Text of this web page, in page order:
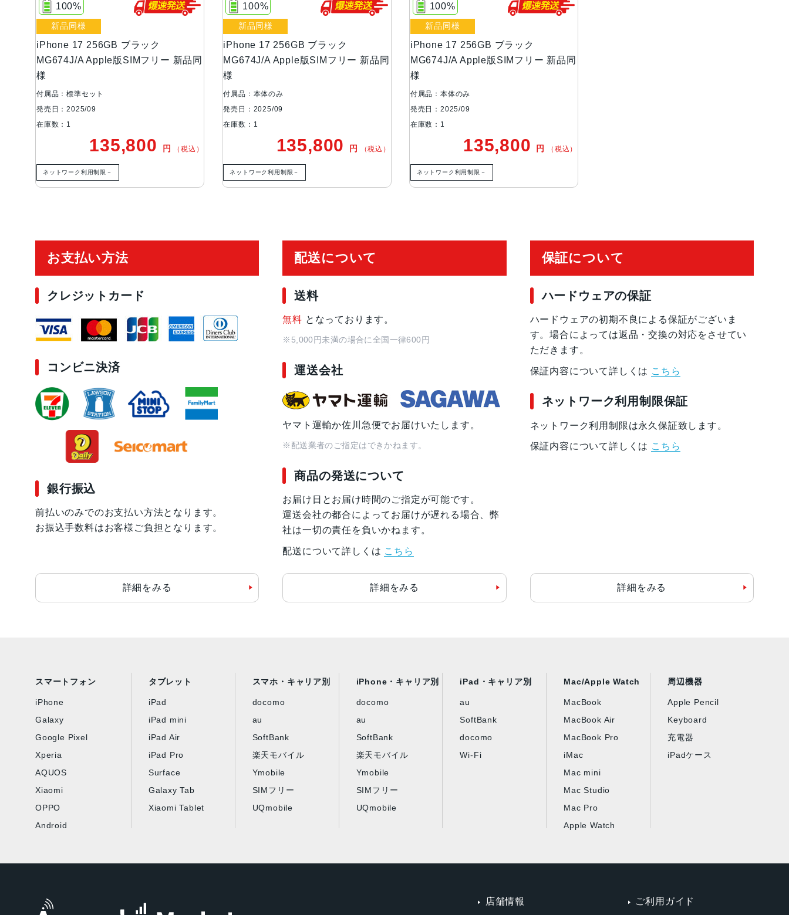
デ ィ ス プ レ イ
サイズ・重さ 149.6×71.5×7.95mm・177g
能、防塵性能
IEC規格60529にもとづくIP68等級（最大水深6メートルで最大3 0 分 間 ）
48MP Fusionメイン：26mm、ƒ/1.6絞り値、センサーシフト光学式手ぶれ補正、10
12MPの光学2倍望遠での撮影時：52mm、ƒ/1.6絞り値、センサーシフト光学式手ぶ
れ補正、100% Focus Pixels
48MP Fusion超広角：13mm、ƒ/2.2絞り値と120°視野角、Hybrid Focus Pixels、
フロントカメラ 18MPセンターフレームカメラƒ/1.9絞り値
生体認証 センターフレームフロントカメラのTrueDepthテクノロジーによる有 効 化
発売日 2025年9月19日
iPhone 17 256GB ブラック
MG674J/A Apple版SIMフリー 新品同
様
100%
新品同様
付属品：標準セット
発売日：2025/09
在庫数：1
135,800 円 （税込）
ネットワーク利用制限－
iPhone 17 256GB ブラック
MG674J/A Apple版SIMフリー 新品同
様
100%
新品同様
付属品：本体のみ
発売日：2025/09
在庫数：1
135,800 円 （税込）
ネットワーク利用制限－
iPhone 17 256GB ブラック
MG674J/A Apple版SIMフリー 新品同
様
100%
新品同様
付属品：本体のみ
発売日：2025/09
在庫数：1
135,800 円 （税込）
ネットワーク利用制限－
お支払い方法
クレジットカード
コンビニ決済
銀行振込
前払いのみでのお支払い方法となります。
お振込手数料はお客様ご負担となります。
詳細をみる
配送について
送料
無料 となっております。
※5,000円未満の場合に全国一律600円
運送会社
ヤマト運輸か佐川急便でお届けいたします。
※配送業者のご指定はできかねます。
商品の発送について
お届け日とお届け時間のご指定が可能です。
運送会社の都合によってお届けが遅れる場合、弊
社は一切の責任を負いかねます。
配送について詳しくは こちら
詳細をみる
保証について
ハードウェアの保証
ハードウェアの初期不良による保証がございま
す。場合によっては返品・交換の対応をさせてい
ただきます。
保証内容について詳しくは こちら
ネットワーク利用制限保証
ネットワーク利用制限は永久保証致します。
保証内容について詳しくは こちら
詳細をみる
スマートフォン
iPhone
Galaxy
Google Pixel
Xperia
AQUOS
Xiaomi
OPPO
Android
タブレット
iPad
iPad mini
iPad Air
iPad Pro
Surface
Galaxy Tab
Xiaomi Tablet
スマホ・キャリア別
docomo
au
SoftBank
楽天モバイル
Ymobile
SIMフリー
UQmobile
iPhone・キャリア別
docomo
au
SoftBank
楽天モバイル
Ymobile
SIMフリー
UQmobile
iPad・キャリア別
au
SoftBank
docomo
Wi-Fi
Mac/Apple Watch
MacBook
MacBook Air
MacBook Pro
iMac
Mac mini
Mac Studio
Mac Pro
Apple Watch
周辺機器
Apple Pencil
Keyboard
充電器
iPadケース
店舗情報 ご利用ガイド